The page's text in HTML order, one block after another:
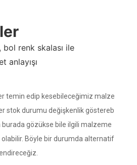
bol renk skalası ile
anlayışı
temin edip kesebileceğimiz malze
stok durumu değişkenlik göstereb
burada gözükse bile ilgili malzeme
Böyle bir durumda alternatif